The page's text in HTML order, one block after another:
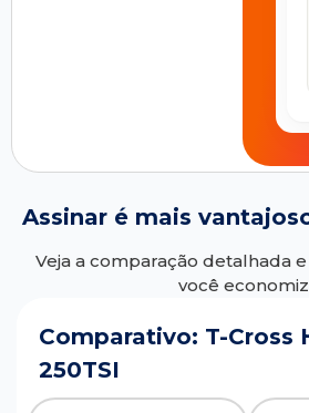
Assinar é mais
Veja a comparação detalhada
você
Comparativo: T-Cross
250TSI